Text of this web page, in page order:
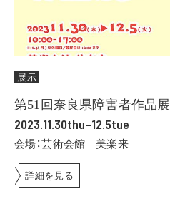
展示
第51回奈良県障害者作品展
2023.11.30thu–12.5tue
会場：芸術会館 美楽来
詳細を見る